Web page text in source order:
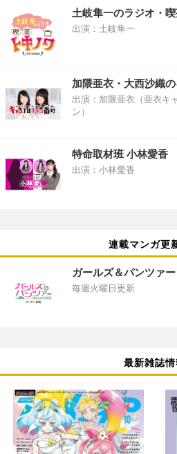
土岐隼一のラジオ・
出演：土岐隼一
加隈亜衣・大西沙織
出演：加隈亜衣（亜衣キ
ン）
特命取材班 小林愛香
出演：小林愛香
連載マンガ更
ガールズ＆パンツァー
毎週火曜日更新
最新雑誌情